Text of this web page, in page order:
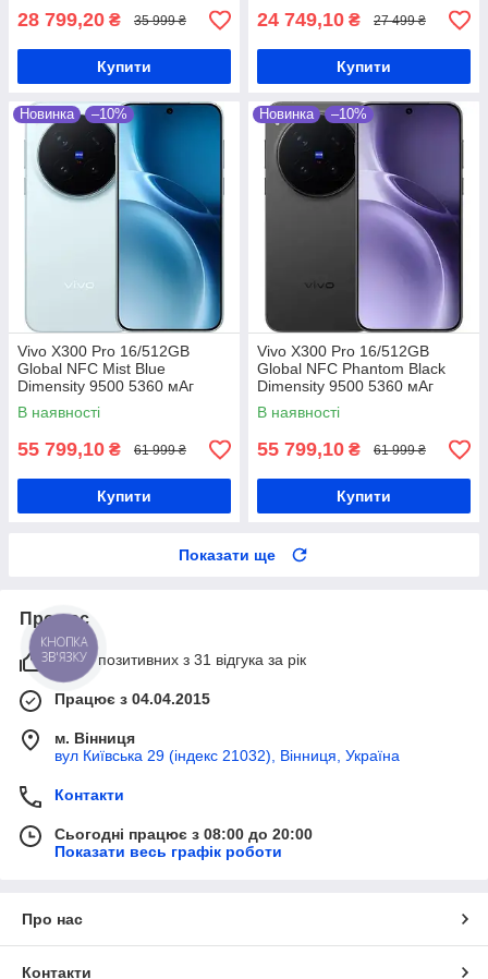
28 799,20 ₴ 35 999 ₴
Купити
24 749,10 ₴ 27 499 ₴
Купити
Новинка –10%
Vivo X300 Pro 16/512GB
Global NFC Mist Blue
Dimensity 9500 5360 мАг
В наявності
55 799,10 ₴ 61 999 ₴
Купити
Новинка –10%
Vivo X300 Pro 16/512GB
Global NFC Phantom Black
Dimensity 9500 5360 мАг
В наявності
55 799,10 ₴ 61 999 ₴
Купити
Показати ще
Про нас
100% позитивних з 31 відгука за рік
Працює з 04.04.2015
м. Вінниця
вул Київська 29 (індекс 21032), Вінниця, Україна
Контакти
Сьогодні працює з 08:00 до 20:00
Показати весь графік роботи
Про нас
Контакти
КНОПКА
ЗВ'ЯЗКУ